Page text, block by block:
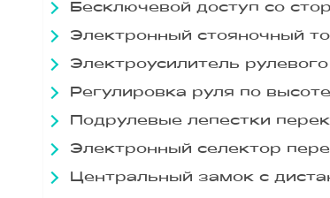
Бесключевой доступ со
Электронный стояночный
Электроусилитель
Регулировка руля по
Подрулевые лепестки
Электронный селектор
Центральный замок с